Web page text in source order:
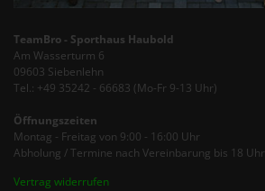
TeamBro - Sporthaus Haubold
Am Wasserturm 6
09603 Siebenlehn
Tel.: +49 35242 - 66683 (Mo-Fr 9-13 Uhr)
Öffnungszeiten
Montag - Freitag von 9:00 - 16:00 Uhr
Abholung / Termine nach Vereinbarung bis 18 Uhr
Vertrag widerrufen